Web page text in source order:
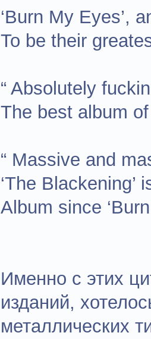
‘Burn My Eyes’,
To be their
“ Absolutely
The best album
“ Massive and
‘The Blackening’
Album since
Именно с этих
изданий,
металлических